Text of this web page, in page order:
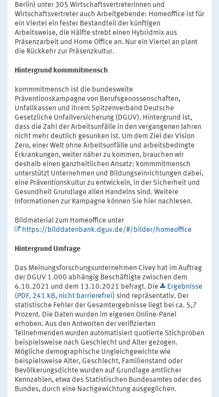
Berlin) unter 305 Wirtschaftsvertreterinnen und
Wirtschaftsvertreter auch Arbeitgebende: Homeoffice ist für
ein Viertel ein fester Bestandteil der künftigen
Arbeitsweise, die Hälfte strebt einen Hybridmix aus
Präsenzarbeit und Home Office an. Nur ein Viertel an plant
die Rückkehr zur Präsenzkultur.
Hintergrund kommmitmensch
kommmitmensch ist die bundesweite
Präventionskampagne von Berufsgenossenschaften,
Unfallkassen und ihrem Spitzenverband Deutsche
Gesetzliche Unfallversicherung (DGUV). Hintergrund ist,
dass die Zahl der Arbeitsunfälle in den vergangenen Jahren
nicht mehr deutlich gesunken ist. Um dem Ziel der Vision
Zero, einer Welt ohne Arbeitsunfälle und arbeitsbedingte
Erkrankungen, weiter näher zu kommen, brauchen wir
deshalb einen ganzheitlichen Ansatz: kommmitmensch
unterstützt Unternehmen und Bildungseinrichtungen dabei,
eine Präventionskultur zu entwickeln, in der Sicherheit und
Gesundheit Grundlage allen Handelns sind. Weitere
Informationen zur Kampagne können Sie hier nachlesen.
Bildmaterial zum Homeoffice unter
https://bilddatenbank.dguv.de/#/bilder/homeoffice
Hintergrund Umfrage
Das Meinungsforschungsunternehmen Civey hat im Auftrag
der DGUV 1.000 abhängig Beschäftigte zwischen dem
6.10.2021 und dem 13.10.2021 befragt. Die
Ergebnisse
(PDF, 241 kB, nicht barrierefrei) sind repräsentativ. Der
statistische Fehler der Gesamtergebnisse liegt bei ca. 5,7
Prozent. Die Daten wurden im eigenen Online-Panel
erhoben. Aus den Antworten der verifizierten
Teilnehmenden wurden automatisiert quotierte Stichproben
beispielsweise nach Geschlecht und Alter gezogen.
Mögliche demographische Ungleichgewichte wie
beispielsweise Alter, Geschlecht, Familienstand oder
Bevölkerungsdichte wurden auf Grundlage amtlicher
Kennzahlen, etwa des Statistischen Bundesamtes oder des
Bundes, durch eine Nachgewichtung ausgeglichen.